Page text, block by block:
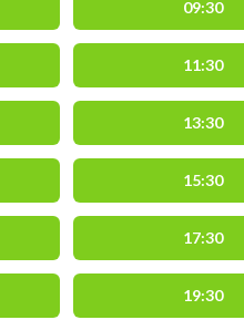
med tekst: leje padelbat
09:30
11:30
13:30
15:30
17:30
19:30